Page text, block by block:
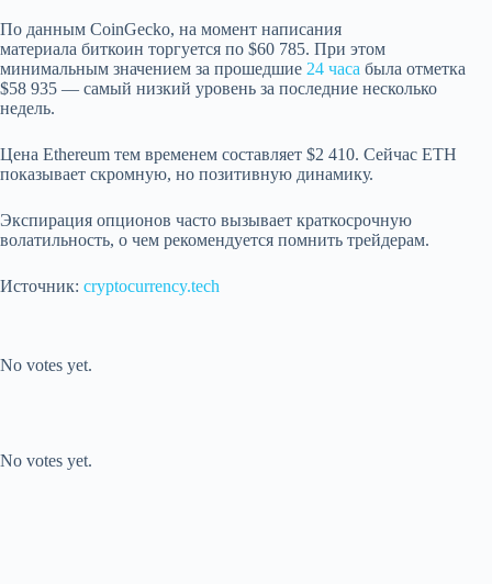
По данным CoinGecko, на момент написания
материала биткоин торгуется по $60 785. При этом
минимальным значением за прошедшие 24 часа была отметка
$58 935 — самый низкий уровень за последние несколько
недель.
Цена Ethereum тем временем составляет $2 410. Сейчас ETH
показывает скромную, но позитивную динамику.
Экспирация опционов часто вызывает краткосрочную
волатильность, о чем рекомендуется помнить трейдерам.
Источник: cryptocurrency.tech
No votes yet.
No votes yet.